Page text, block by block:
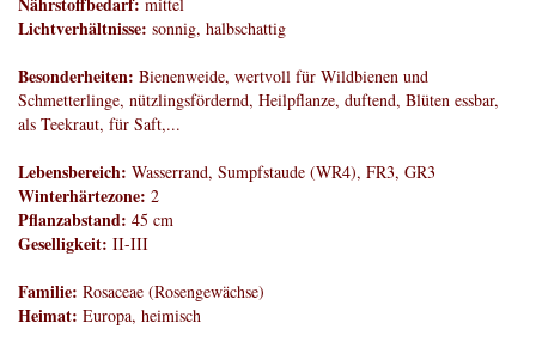
Lichtverhältnisse: sonnig, halbschattig
Besonderheiten: Bienenweide, wertvoll für Wildbienen und
Schmetterlinge, nützlingsfördernd, Heilpflanze, duftend, Blüten essbar,
als Teekraut, für Saft,...
Lebensbereich: Wasserrand, Sumpfstaude (WR4), FR3, GR3
Winterhärtezone: 2
Pflanzabstand: 45 cm
Geselligkeit: II-III
Familie: Rosaceae (Rosengewächse)
Heimat: Europa, heimisch